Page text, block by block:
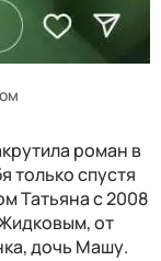
роман в
только спустя
Татьяна с 2008
от
дочь Машу.